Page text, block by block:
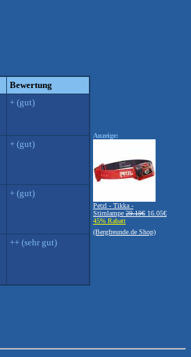
Bewertung
+ (gut)
+ (gut)
+ (gut)
++ (sehr gut)
Anzeige:
Petzl - Tikka -
Stirnlampe 29.19€ 16.05€
45% Rabatt
(Bergfreunde.de Shop)